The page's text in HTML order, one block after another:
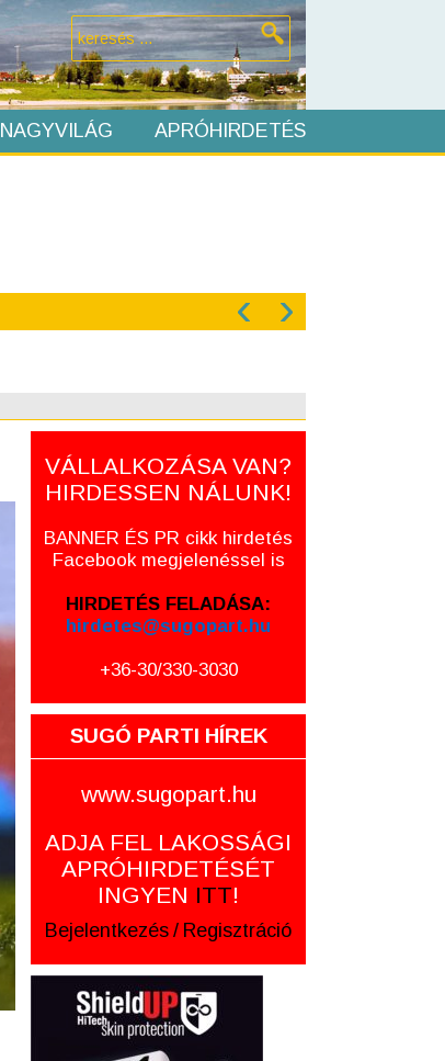
NAGYVILÁG APRÓHIRDETÉS
‹ ›
VÁLLALKOZÁSA VAN?
HIRDESSEN NÁLUNK!
BANNER ÉS PR cikk hirdetés
Facebook megjelenéssel is
HIRDETÉS FELADÁSA:
hirdetes@sugopart.hu
+36-30/330-3030
SUGÓ PARTI HÍREK
www.sugopart.hu
ADJA FEL LAKOSSÁGI
APRÓHIRDETÉSÉT
INGYEN ITT!
Bejelentkezés / Regisztráció